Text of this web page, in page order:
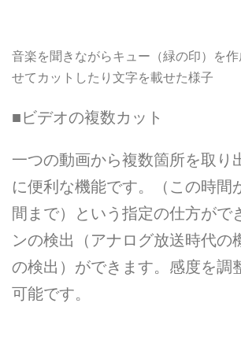
音楽を聞きながらキュー（緑の印）を
せてカットしたり文字を載せた様子
■ビデオの複数カット
一つの動画から複数箇所を取り
に便利な機能です。（この時間
間まで）という指定の仕方がで
ンの検出（アナログ放送時代の
の検出）ができます。感度を調
可能です。